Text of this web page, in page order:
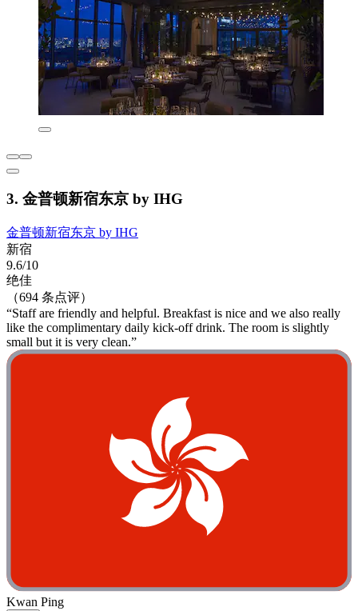
3. 金普顿新宿东京 by IHG
金普顿新宿东京 by IHG
新宿
9.6/10
绝佳
（694 条点评）
“Staff are friendly and helpful. Breakfast is nice and we also really
like the complimentary daily kick-off drink. The room is slightly
small but it is very clean.”
Kwan Ping